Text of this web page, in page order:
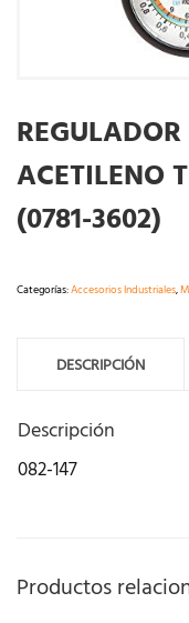
ACETILENO
(0781-3602)
Categorías:Accesorios Industriales,
DESCRIPCIÓN
Descripción
082-147
Productos